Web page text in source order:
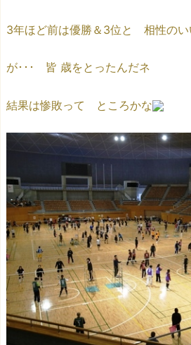
3年ほど前は優勝＆3位と 相性のい
が･･･ 皆 歳をとったんだネ
結果は惨敗って ところかな